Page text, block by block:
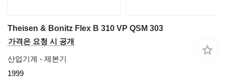
Theisen & Bonitz Flex B 310 VP QSM 303
가격은 요청 시 공개
산업기계 - 제본기
1999